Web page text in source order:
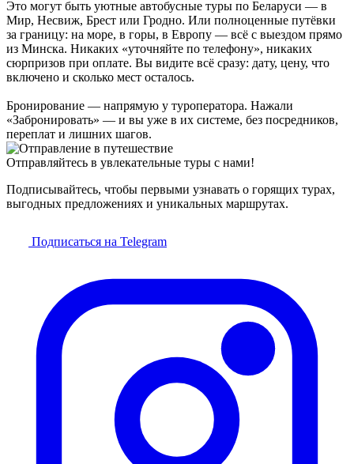
Это могут быть уютные автобусные туры по Беларуси — в
Мир, Несвиж, Брест или Гродно. Или полноценные путёвки
за границу: на море, в горы, в Европу — всё с выездом прямо
из Минска. Никаких «уточняйте по телефону», никаких
сюрпризов при оплате. Вы видите всё сразу: дату, цену, что
включено и сколько мест осталось.
Бронирование — напрямую у туроператора. Нажали
«Забронировать» — и вы уже в их системе, без посредников,
переплат и лишних шагов.
Отправляйтесь в увлекательные туры с нами!
Подписывайтесь, чтобы первыми узнавать о горящих турах,
выгодных предложениях и уникальных маршрутах.
Подписаться на Telegram